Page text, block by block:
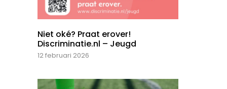
Niet oké? Praat erover!
Discriminatie.nl – Jeugd
12 februari 2026